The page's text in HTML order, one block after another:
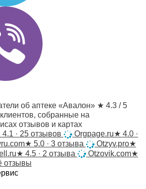
об аптеке «Авалон» ★ 4.3 / 5
собранные на
отзывов и картах
4.1 · 25 отзывов Orgpage.ru★ 4.0 ·
★ 5.0 · 3 отзыва Otzyv.pro★
★ 4.5 · 2 отзыва Otzovik.com★
отзывы